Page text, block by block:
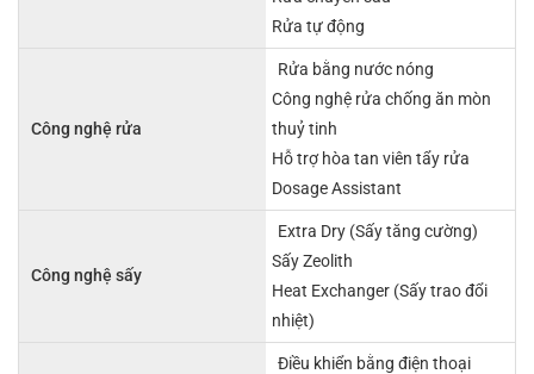
Rửa tự động
Công nghệ rửa
Rửa bằng nước nóng
Công nghệ rửa chống ăn mòn
thuỷ tinh
Hỗ trợ hòa tan viên tẩy rửa
Dosage Assistant
Công nghệ sấy
Extra Dry (Sấy tăng cường)
Sấy Zeolith
Heat Exchanger (Sấy trao đổi
nhiệt)
Điều khiển bằng điện thoại